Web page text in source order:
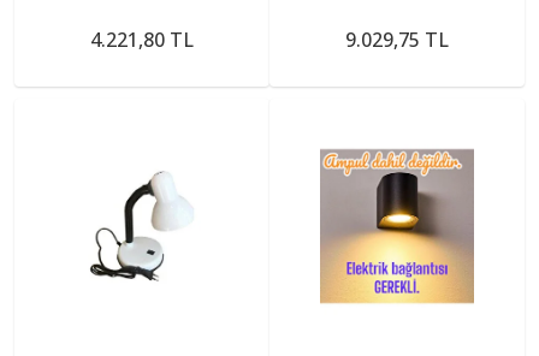
4.221,80 TL 9.029,75 TL